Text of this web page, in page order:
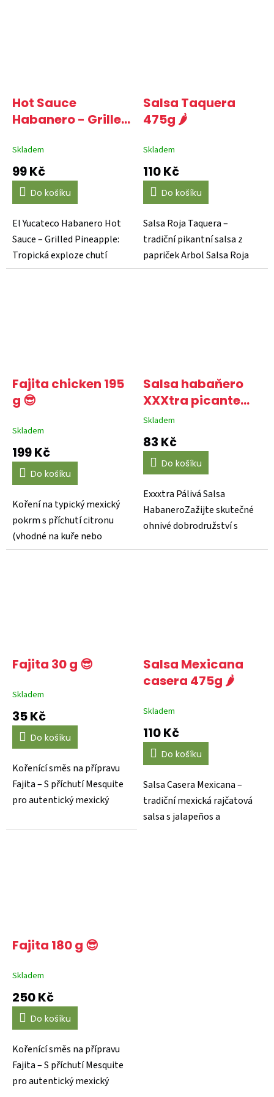
Hot Sauce
Habanero - Grilled
🌶️🌶️
Skladem
99 Kč
Do košíku
El Yucateco Habanero Hot
Sauce – Grilled Pineapple:
Tropická exploze chutí
Přineste do své...
Salsa Taquera
475g 🌶️
Skladem
110 Kč
Do košíku
Salsa Roja Taquera –
tradiční pikantní salsa z
papriček Arbol Salsa Roja
Taquera od La Costeña...
Fajita chicken 195
g 😎
Skladem
199 Kč
Do košíku
Koření na typický mexický
pokrm s příchutí citronu
(vhodné na kuře nebo
zeleninu)
Salsa habaňero
XXXtra picante
120ml 🌶️🌶️🌶️🌶️
Průměrné
hodnocení
produktu
4,4
5
hvězdiček.
Skladem
83 Kč
Do košíku
Exxxtra Pálivá Salsa
HabaneroZažijte skutečné
ohnivé dobrodružství s
Fajita 30 g 😎
Skladem
35 Kč
Do košíku
Kořenící směs na přípravu
Fajita – S příchutí Mesquite
pro autentický mexický
Salsa Mexicana
casera 475g 🌶️
Skladem
110 Kč
Do košíku
Salsa Casera Mexicana –
tradiční mexická rajčatová
salsa s jalapeños a
Fajita 180 g 😎
Skladem
250 Kč
Do košíku
Kořenící směs na přípravu
Fajita – S příchutí Mesquite
pro autentický mexický